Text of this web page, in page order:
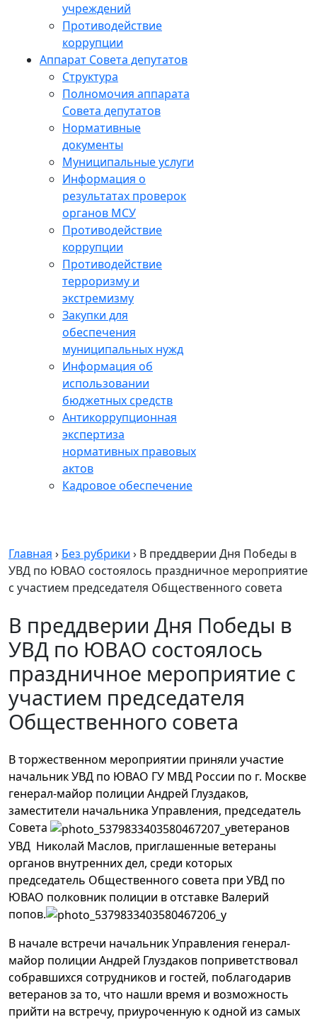
учреждений
Противодействие
коррупции
Аппарат Совета депутатов
Структура
Полномочия аппарата
Совета депутатов
Нормативные
документы
Муниципальные услуги
Информация о
результатах проверок
органов МСУ
Противодействие
коррупции
Противодействие
терроризму и
экстремизму
Закупки для
обеспечения
муниципальных нужд
Информация об
использовании
бюджетных средств
Антикоррупционная
экспертиза
нормативных правовых
актов
Кадровое обеспечение
Главная › Без рубрики › В преддверии Дня Победы в
УВД по ЮВАО состоялось праздничное мероприятие
с участием председателя Общественного совета
В преддверии Дня Победы в
УВД по ЮВАО состоялось
праздничное мероприятие с
участием председателя
Общественного совета
В торжественном мероприятии приняли участие
начальник УВД по ЮВАО ГУ МВД России по г. Москве
генерал-майор полиции Андрей Глуздаков,
заместители начальника Управления, председатель
Совета
ветеранов
УВД Николай Маслов, приглашенные ветераны
органов внутренних дел, среди которых
председатель Общественного совета при УВД по
ЮВАО полковник полиции в отставке Валерий
попов.
В начале встречи начальник Управления генерал-
майор полиции Андрей Глуздаков поприветствовал
собравшихся сотрудников и гостей, поблагодарив
ветеранов за то, что нашли время и возможность
прийти на встречу, приуроченную к одной из самых